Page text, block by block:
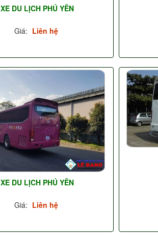
XE DU LỊCH PHÚ YÊN
Giá: Liên hệ
XE DU LỊCH PHÚ YÊN
Giá: Liên hệ